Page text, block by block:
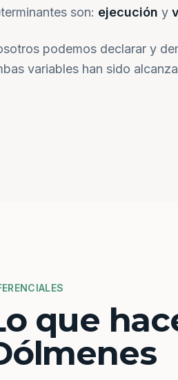
son: ejecución y
podemos declarar y
variables han sido
que